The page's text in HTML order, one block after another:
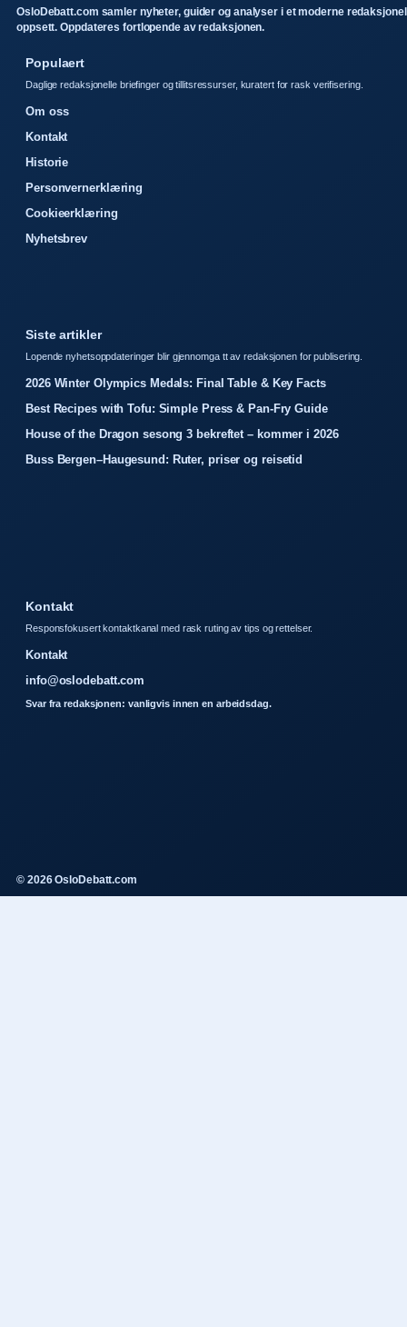
OsloDebatt.com samler nyheter, guider og analyser i et moderne
oppsett. Oppdateres fortlopende av redaksjonen.
Populaert
Daglige redaksjonelle briefinger og tillitsressurser, kuratert for rask verifisering.
Om oss
Kontakt
Historie
Personvernerklæring
Cookieerklæring
Nyhetsbrev
Siste artikler
Lopende nyhetsoppdateringer blir gjennomga tt av redaksjonen for publisering.
2026 Winter Olympics Medals: Final Table & Key Facts
Best Recipes with Tofu: Simple Press & Pan-Fry Guide
House of the Dragon sesong 3 bekreftet – kommer i 2026
Buss Bergen–Haugesund: Ruter, priser og reisetid
Kontakt
Responsfokusert kontaktkanal med rask ruting av tips og rettelser.
Kontakt
info@oslodebatt.com
Svar fra redaksjonen: vanligvis innen en arbeidsdag.
© 2026 OsloDebatt.com